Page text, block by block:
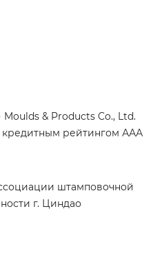
& Products Co., Ltd.
рейтингом ААА
штамповочной
г. Циндао